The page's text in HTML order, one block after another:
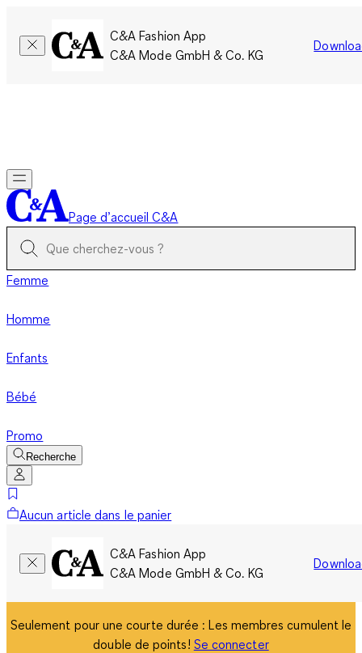
C&A Fashion App
C&A Mode GmbH & Co. KG
Page d’accueil C&A
Femme
Homme
Enfants
Bébé
Promo
Recherche
Aucun article dans le panier
C&A Fashion App
C&A Mode GmbH & Co. KG
Seulement pour une courte durée : Les membres cumulent le
double de points! Se connecter